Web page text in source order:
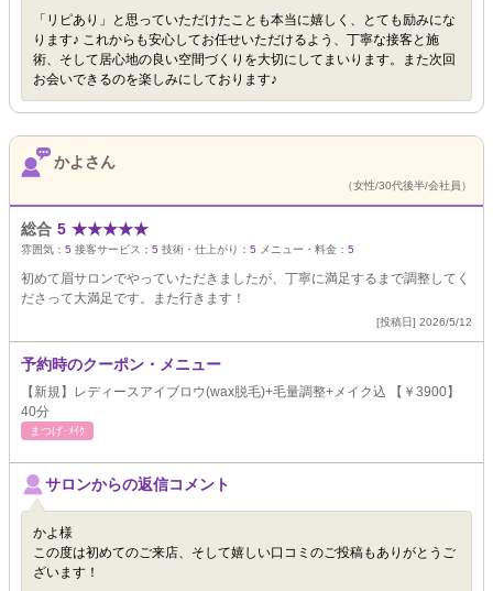
「リピあり」と思っていただけたことも本当に嬉しく、とても励みにな
ります♪ これからも安心してお任せいただけるよう、丁寧な接客と施
術、そして居心地の良い空間づくりを大切にしてまいります。また次回
お会いできるのを楽しみにしております♪
かよさん
（女性/30代後半/会社員）
総合 5 ★★★★★
雰囲気： 5 接客サービス： 5 技術・仕上がり： 5 メニュー・料金： 5
初めて眉サロンでやっていただきましたが、丁寧に満足するまで調整してく
ださって大満足です。また行きます！
[投稿日] 2026/5/12
予約時のクーポン・メニュー
【新規】レディースアイブロウ(wax脱毛)+毛量調整+メイク込 【￥3900】
40分
まつげ･ﾒｲｸ
サロンからの返信コメント
かよ様
この度は初めてのご来店、そして嬉しい口コミのご投稿もありがとうご
ざいます！